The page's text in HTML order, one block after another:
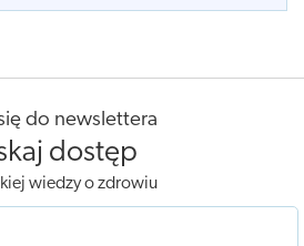
do newslettera
dostęp
wiedzy o zdrowiu